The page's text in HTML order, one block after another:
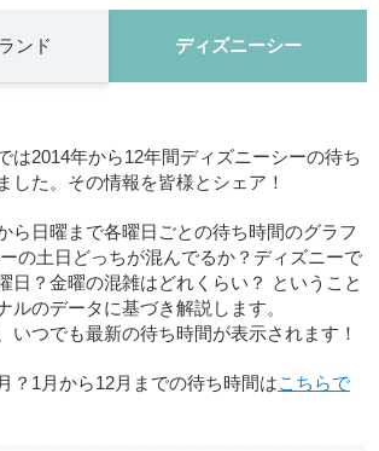
ンド ディズニーシー
は2014年から12年間ディズニーシーの待ち
した。その情報を皆様とシェア！
ら日曜まで各曜日ごとの待ち時間のグラフ
の土日どっちが混んでるか？ディズニーで
日？金曜の混雑はどれくらい？ ということ
ルのデータに基づき解説します。
いつでも最新の待ち時間が表示されます！
？1月から12月までの待ち時間はこちらで